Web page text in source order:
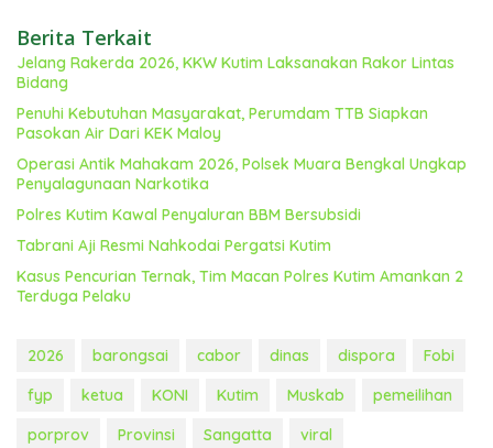
Berita Terkait
Jelang Rakerda 2026, KKW Kutim Laksanakan Rakor Lintas
Bidang
Penuhi Kebutuhan Masyarakat, Perumdam TTB Siapkan
Pasokan Air Dari KEK Maloy
Operasi Antik Mahakam 2026, Polsek Muara Bengkal Ungkap
Penyalagunaan Narkotika
Polres Kutim Kawal Penyaluran BBM Bersubsidi
Tabrani Aji Resmi Nahkodai Pergatsi Kutim
Kasus Pencurian Ternak, Tim Macan Polres Kutim Amankan 2
Terduga Pelaku
2026 barongsai cabor dinas dispora
Fobi
fyp
ketua KONI Kutim Muskab
pemeilihan
porprov
Provinsi Sangatta viral